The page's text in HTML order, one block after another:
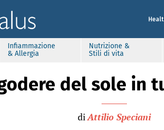
Infiammazione
& Allergia
Nutrizione &
Stili di vita
del sole in
diAttilio Speciani